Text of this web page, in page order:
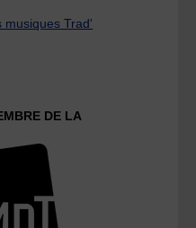
musiques Trad'
DE LA